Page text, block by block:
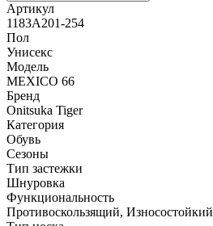
Артикул
1183A201-254
Пол
Унисекс
Модель
MEXICO 66
Бренд
Onitsuka Tiger
Категория
Обувь
Сезоны
Тип застежки
Шнуровка
Функциональность
Противоскользящий, Износостойкий